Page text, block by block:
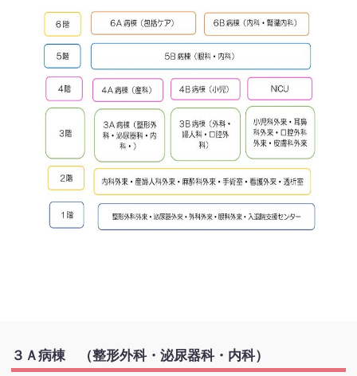
３Ａ病棟 （整形外科・泌尿器科・内科）